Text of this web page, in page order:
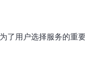
了用户选择服务的重